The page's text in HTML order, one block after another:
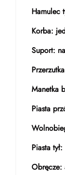
Hamulec
Korba:
Suport:
Manetka
Piasta
Piasta
Obręcze: